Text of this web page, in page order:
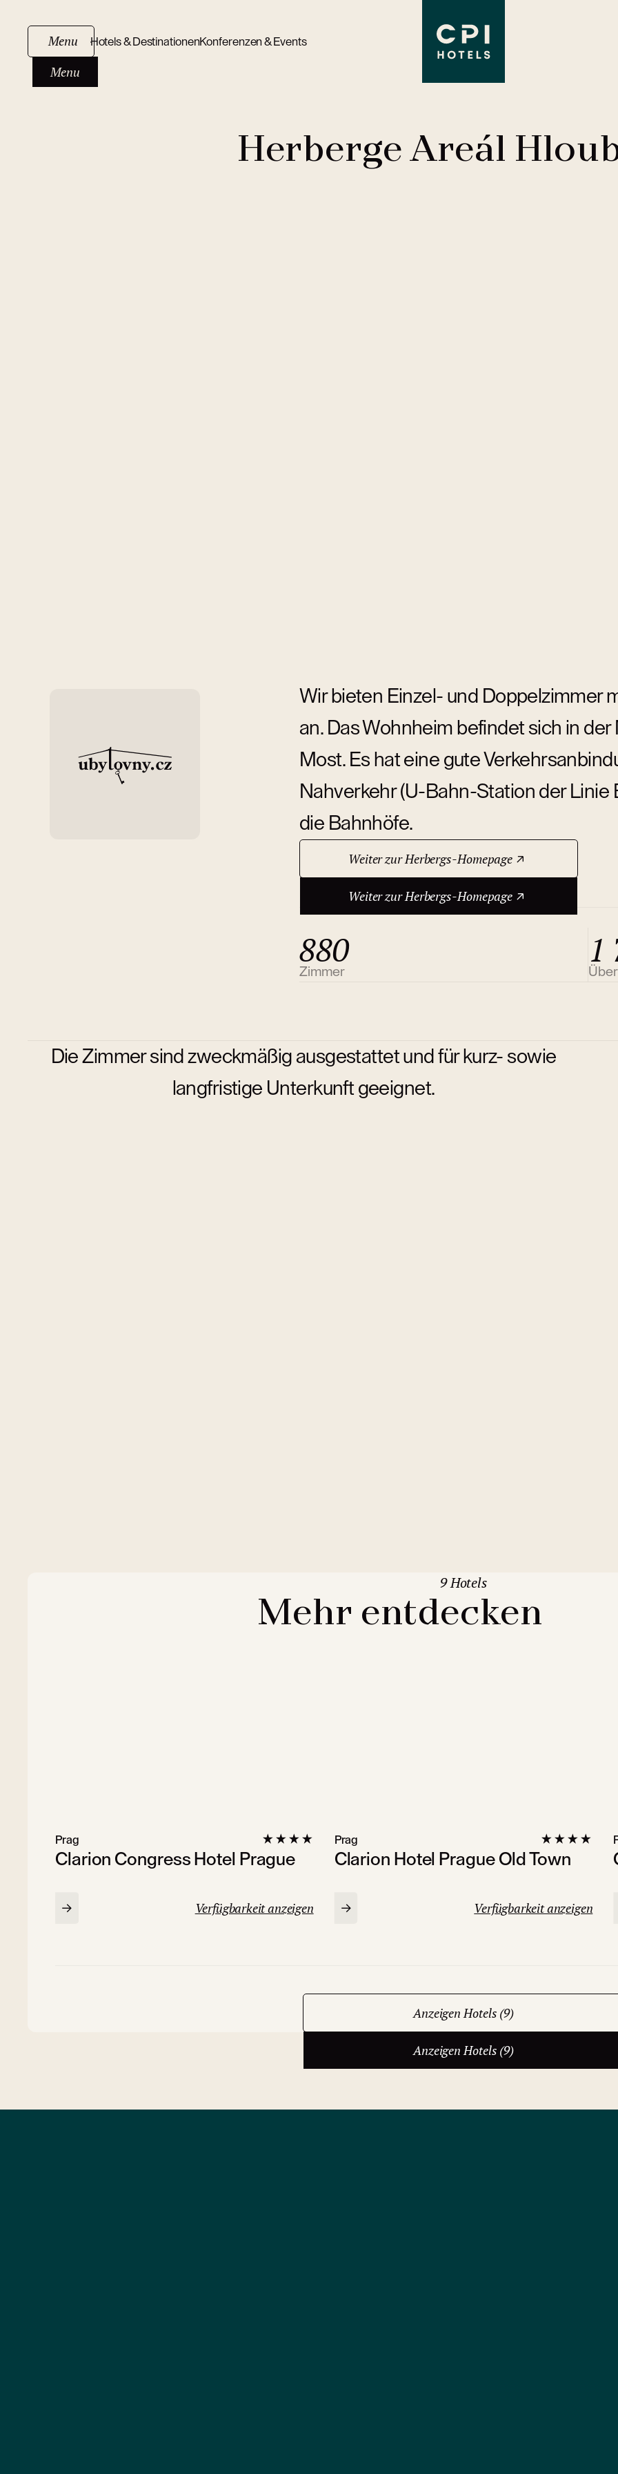
Menu
Menu
Hotels & DestinationenKonferenzen & Events
Herberge Areál
Wir bieten Einzel- und Doppelzimmer
an. Das Wohnheim befindet sich in
Most. Es hat eine gute
Nahverkehr (U-Bahn-Station der Linie
die Bahnhöfe.
Weiter zur Herbergs-Homepage
Weiter zur Herbergs-Homepage
Über das Hotel
880
Zimmer
1
Die Zimmer sind zweckmäßig ausgestattet und für kurz- sowie
langfristige Unterkunft geeignet.
Mehr entdecken
9 Hotels
Clarion Congress Hotel Prague
Prag
Verfügbarkeit anzeigen
Clarion Hotel Prague Old Town
Prag
Verfügbarkeit anzeigen
Anzeigen Hotels (9)
Anzeigen Hotels (9)